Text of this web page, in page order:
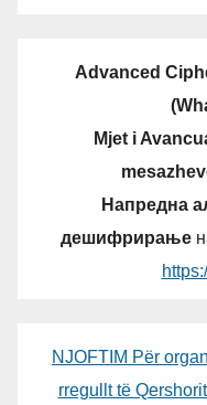
Advanced
Mjet i
Напредна
дешифрирање
NJOFTIM Për
rregullt të